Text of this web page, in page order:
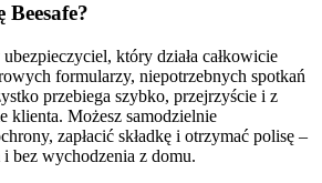
który działa całkowicie
formularzy, niepotrzebnych spotkań
przebiega szybko, przejrzyście i z
klienta. Możesz samodzielnie
zapłacić składkę i otrzymać polisę –
bez wychodzenia z domu.